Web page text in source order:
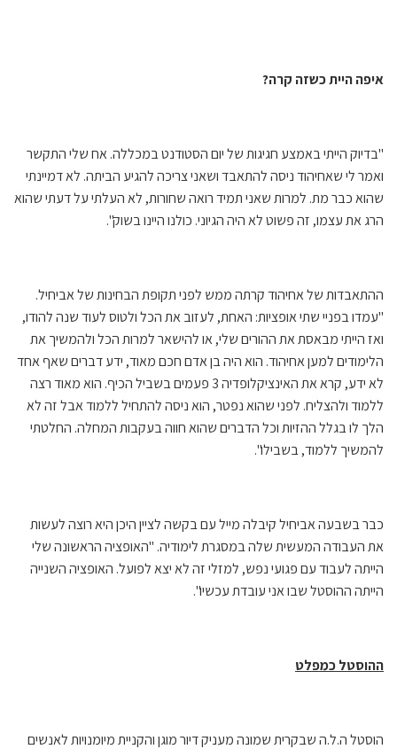
איפה היית כשזה קרה?
"בדיוק הייתי באמצע חגיגות של יום הסטודנט במכללה. אח שלי התקשר
ואמר לי שאחיהוד ניסה להתאבד ושאני צריכה להגיע הביתה. לא דמיינתי
שהוא כבר מת. למרות שאני תמיד רואה שחורות, לא העלתי על דעתי שהוא
הרג את עצמו, זה פשוט לא היה הגיוני. כולנו היינו בשוק".
ההתאבדות של אחיהוד קרתה ממש לפני תקופת הבחינות של אביחיל.
"עמדו בפניי שתי אופציות: האחת, לעזוב את הכל ולטוס לעוד שנה להודו,
ואז הייתי מבאסת את ההורים שלי, או להישאר למרות הכל ולהמשיך את
הלימודים למען אחיהוד. הוא היה בן אדם חכם מאוד, ידע דברים שאף אחד
לא ידע, קרא את האינציקלופדיה 3 פעמים בשביל הכיף. הוא מאוד רצה
ללמוד ולהצליח. לפני שהוא נפטר, הוא ניסה להתחיל ללמוד אבל זה לא
הלך לו בגלל ההזיות וכל הדברים שהוא חווה בעקבות המחלה. החלטתי
להמשיך ללמוד, בשבילו".
כבר בשבעה אביחיל קיבלה מייל עם בקשה לציין היכן היא רוצה לעשות
את העבודה המעשית שלה במסגרת לימודיה. "האופציה הראשונה שלי
הייתה לעבוד עם פגועי נפש, למזלי זה לא יצא לפועל. האופציה השנייה
הייתה ההוסטל שבו אני עובדת עכשיו".
ההוסטל כמפלט
הוסטל ה.ל.ה שבקרית שמונה מעניק דיור מוגן והקניית מיומנויות לאנשים